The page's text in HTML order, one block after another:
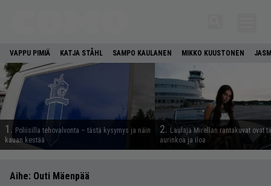
VAPPU PIMIÄ KATJA STÅHL SAMPO KAULANEN MIKKO KUUSTONEN
1. Poliisilla tehovalvonta – tästä kysymys ja näin
kauan kestää
2. Laulaja Mirellan rantakuvat ovat
aurinkoa ja iloa
Aihe: Outi Mäenpää